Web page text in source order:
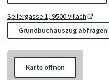
Seilergasse 1, 9500 Villach
Grundbuchauszug abfragen
Karte öffnen